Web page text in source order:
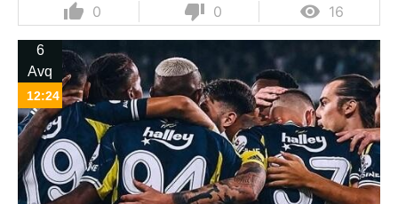
thumb_up 0 thumb_down 0  16
6
Avq
12:24